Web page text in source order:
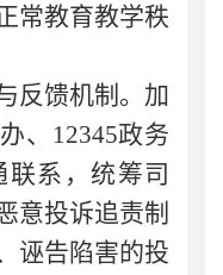
常教育教学秩
反馈机制。 加
、 12345政务
系，统筹司
意投诉追责制
诬告陷害的投